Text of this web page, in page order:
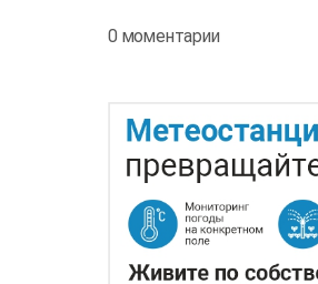
0 моментарии